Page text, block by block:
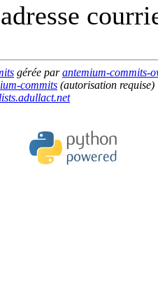
gérée parantemium-commits-
commits (autorisation requise)